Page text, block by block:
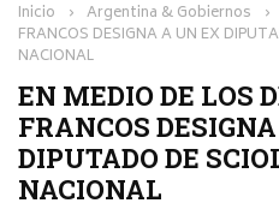
Inicio › Argentina & Gobiernos ›
FRANCOS DESIGNA A UN EX
NACIONAL
EN MEDIO DE LOS
FRANCOS
DIPUTADO DE
NACIONAL